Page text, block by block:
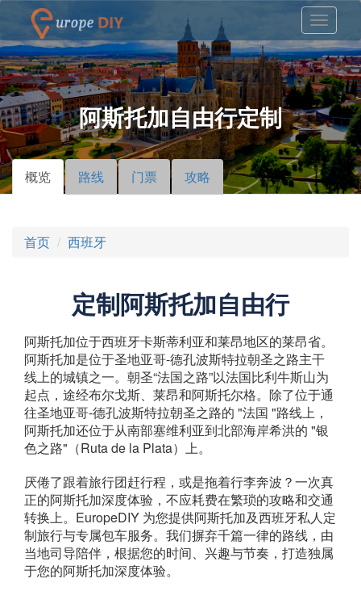
阿斯托加自由行定制
主标签
概览 （活
动标
路线 门票 攻略
首页 西班牙
定制阿斯托加自由行
阿斯托加位于西班牙卡斯蒂利亚和莱昂地区的莱昂省。
阿斯托加是位于圣地亚哥-德孔波斯特拉朝圣之路主干
线上的城镇之一。朝圣“法国之路”以法国比利牛斯山为
起点，途经布尔戈斯、莱昂和阿斯托尔格。除了位于通
往圣地亚哥-德孔波斯特拉朝圣之路的 "法国 "路线上，
阿斯托加还位于从南部塞维利亚到北部海岸希洪的 "银
色之路"（Ruta de la Plata）上。
厌倦了跟着旅行团赶行程，或是拖着行李奔波？一次真
正的阿斯托加深度体验，不应耗费在繁琐的攻略和交通
转换上。EuropeDIY 为您提供阿斯托加及西班牙私人定
制旅行与专属包车服务。我们摒弃千篇一律的路线，由
当地司导陪伴，根据您的时间、兴趣与节奏，打造独属
于您的阿斯托加深度体验。